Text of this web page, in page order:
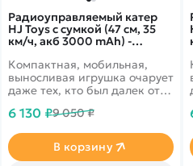
Радиоуправляемый катер
HJ Toys с сумкой (47 см, 35
км/ч, акб 3000 mAh) -
Компактная, мобильная,
выносливая игрушка очарует
даже тех, кто был далек от
техники.
6 130 ₽9 050 ₽
В корзину